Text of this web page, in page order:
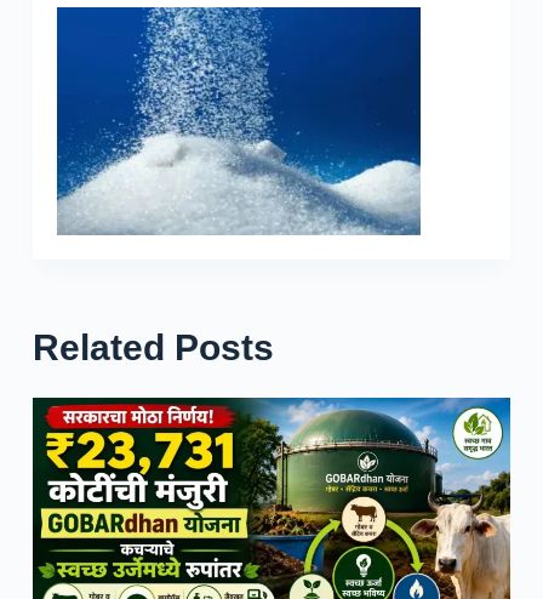
Related Posts